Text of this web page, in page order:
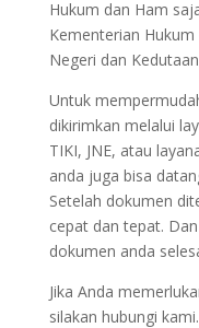
Hukum dan Ham
Kementerian
Negeri dan
Untuk
dikirimkan melalui
TIKI, JNE, atau
anda juga bisa
Setelah dokumen
cepat dan tepat.
dokumen anda
Jika Anda
silakan hubungi kami.